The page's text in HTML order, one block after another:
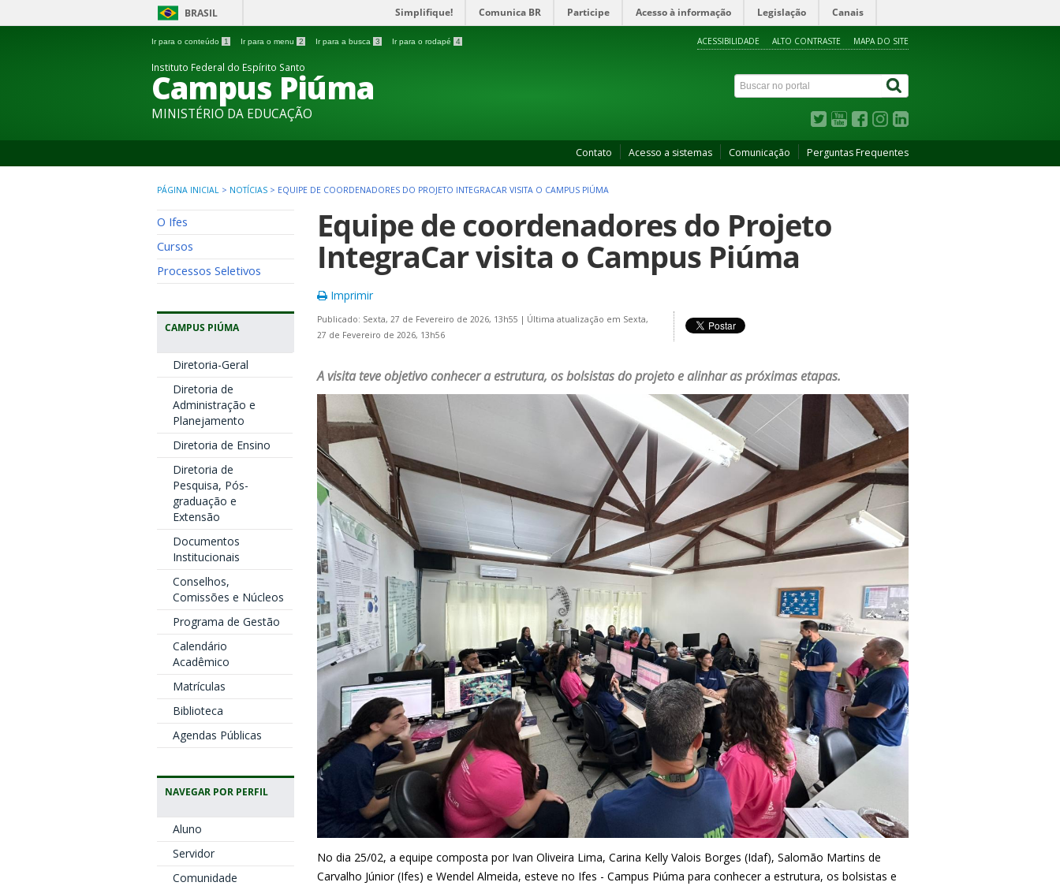
BRASIL Simplifique! Comunica BR Participe Acesso à informação Legislação Canais
Ir para o conteúdo 1 Ir para o menu 2 Ir para a busca 3 Ir para o rodapé 4 ACESSIBILIDADE ALTO CONTRASTE MAPA DO SITE
Instituto Federal do Espírito Santo
Campus Piúma
MINISTÉRIO DA EDUCAÇÃO
Contato Acesso a sistemas Comunicação Perguntas Frequentes
PÁGINA INICIAL > NOTÍCIAS > EQUIPE DE COORDENADORES DO PROJETO INTEGRACAR VISITA O CAMPUS PIÚMA
O Ifes
Cursos
Processos Seletivos
CAMPUS PIÚMA
Diretoria-Geral
Diretoria de
Administração e
Planejamento
Diretoria de Ensino
Diretoria de
Pesquisa, Pós-
graduação e
Extensão
Documentos
Institucionais
Conselhos,
Comissões e Núcleos
Programa de Gestão
Calendário
Acadêmico
Matrículas
Biblioteca
Agendas Públicas
NAVEGAR POR PERFIL
Aluno
Servidor
Comunidade
Equipe de coordenadores do Projeto
IntegraCar visita o Campus Piúma
Imprimir
Publicado: Sexta, 27 de Fevereiro de 2026, 13h55 | Última atualização em Sexta,
27 de Fevereiro de 2026, 13h56
A visita teve objetivo conhecer a estrutura, os bolsistas do projeto e alinhar as próximas etapas.
No dia 25/02, a equipe composta por Ivan Oliveira Lima, Carina Kelly Valois Borges (Idaf), Salomão Martins de
Carvalho Júnior (Ifes) e Wendel Almeida, esteve no Ifes - Campus Piúma para conhecer a estrutura, os bolsistas e